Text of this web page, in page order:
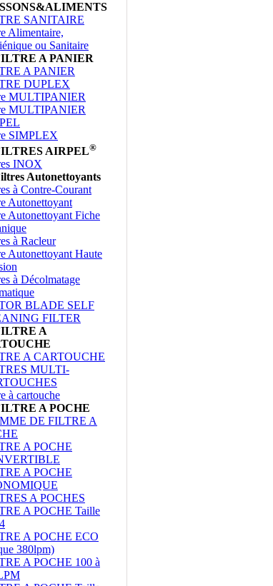
SANITAIRE
Alimentaire,
ou Sanitaire
A PANIER
A PANIER
DUPLEX
MULTIPANIER
MULTIPANIER
SIMPLEX
AIRPEL®
INOX
Autonettoyants
à Contre-Courant
Autonettoyant
Autonettoyant Fiche
à Racleur
Autonettoyant Haute
à Décolmatage
BLADE SELF
FILTER
A
A CARTOUCHE
MULTI-
à cartouche
A POCHE
DE FILTRE A
A POCHE
A POCHE
A POCHES
A POCHE Taille
A POCHE ECO
380lpm)
A POCHE 100 à